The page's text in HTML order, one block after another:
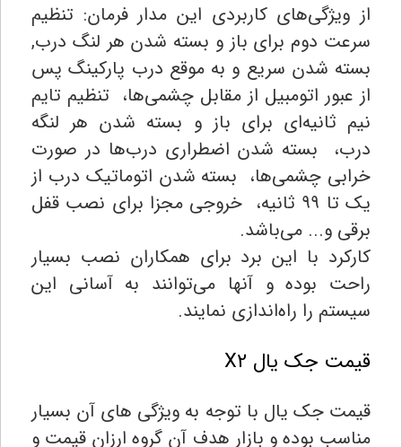
از ویژگی‌های کاربردی این مدار فرمان: تنظیم
سرعت دوم برای باز و بسته شدن هر لنگ درب,
بسته شدن سریع و به موقع درب پارکینگ پس
از عبور اتومبیل از مقابل چشمی‌ها، تنظیم تایم
نیم ثانیه‌ای برای باز و بسته شدن هر لنگه
درب، بسته شدن اضطراری درب‌ها در صورت
خرابی چشمی‌ها، بسته شدن اتوماتیک درب از
یک تا ۹۹ ثانیه، خروجی مجزا برای نصب قفل
برقی و... می‌باشد.
کارکرد با این برد برای همکاران نصب بسیار
راحت بوده و آنها می‌توانند به آسانی این
سیستم را راه‌اندازی نمایند.
قیمت جک یال X2
قیمت جک یال با توجه به ویژگی های آن بسیار
مناسب بوده و بازار هدف آن گروه ارزان قیمت و